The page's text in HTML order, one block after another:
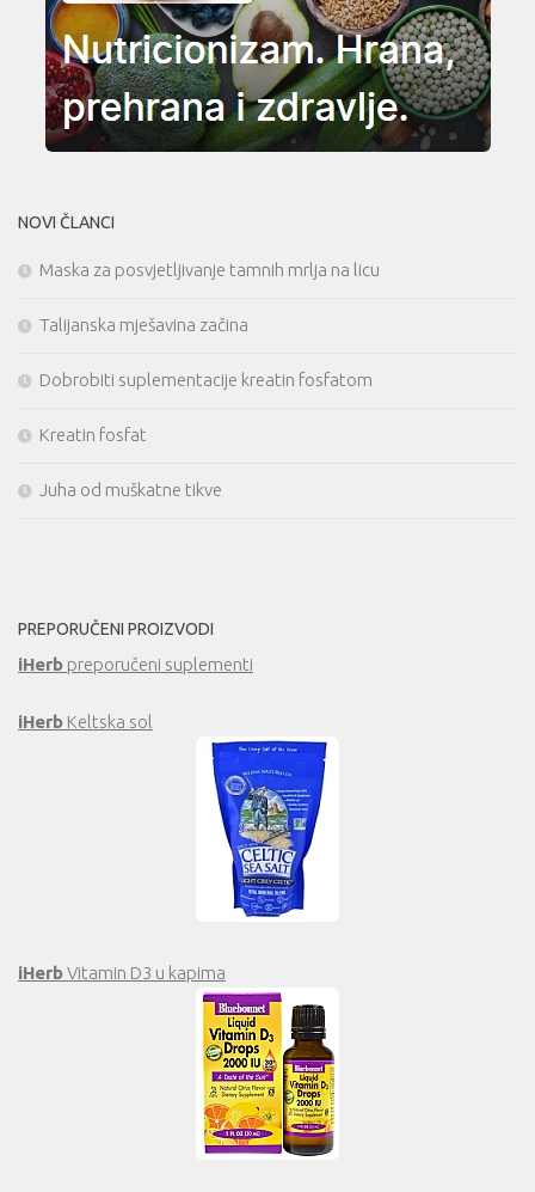
NOVI ČLANCI
Maska za posvjetljivanje tamnih mrlja na licu
Talijanska mješavina začina
Dobrobiti suplementacije kreatin fosfatom
Kreatin fosfat
Juha od muškatne tikve
PREPORUČENI PROIZVODI
iHerb preporučeni suplementi
iHerb Keltska sol
iHerbVitamin D3 u kapima